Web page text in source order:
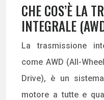
CHE COS’È LA
INTEGRALE
La trasmissione
come AWD (All-
Drive), è un
motore a tutte e